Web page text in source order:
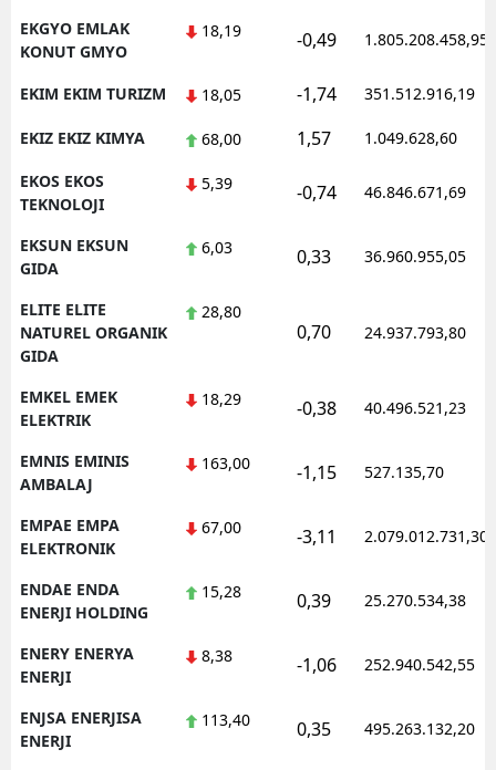
EKGYO EMLAK
KONUT GMYO
18,19 -0,49 1.805.208.458,95
EKIM EKIM TURIZM 18,05 -1,74 351.512.916,19
EKIZ EKIZ KIMYA 68,00 1,57 1.049.628,60
EKOS EKOS
TEKNOLOJI
5,39 -0,74 46.846.671,69
EKSUN EKSUN
GIDA
6,03 0,33 36.960.955,05
ELITE ELITE
NATUREL ORGANIK
GIDA
28,80
0,70 24.937.793,80
EMKEL EMEK
ELEKTRIK
18,29 -0,38 40.496.521,23
EMNIS EMINIS
AMBALAJ
163,00 -1,15 527.135,70
EMPAE EMPA
ELEKTRONIK
67,00 -3,11 2.079.012.731,30
ENDAE ENDA
ENERJI HOLDING
15,28 0,39 25.270.534,38
ENERY ENERYA
ENERJI
8,38 -1,06 252.940.542,55
ENJSA ENERJISA
ENERJI
113,40 0,35 495.263.132,20